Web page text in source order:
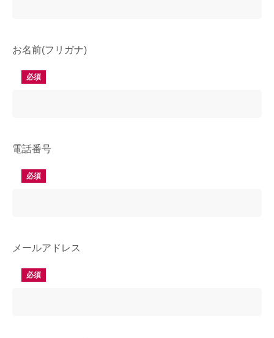
お名前(フリガナ)
必須
電話番号
必須
メールアドレス
必須